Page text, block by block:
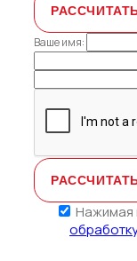
Ваше имя:
Нажимая